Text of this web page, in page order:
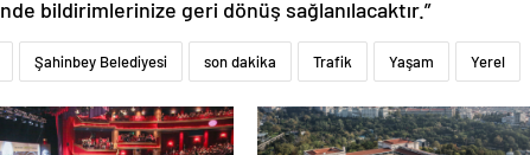
bildirimlerinize geri dönüş sağlanılacaktır.”
Şahinbey Belediyesi son dakika Trafik Yaşam Yerel